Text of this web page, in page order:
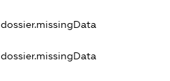
dossier.missingData
dossier.missingData